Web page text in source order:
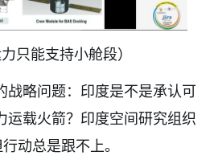
只能支持小舱段）
战略问题：印度是不是承认可
运载火箭？印度空间研究组织
动总是跟不上。